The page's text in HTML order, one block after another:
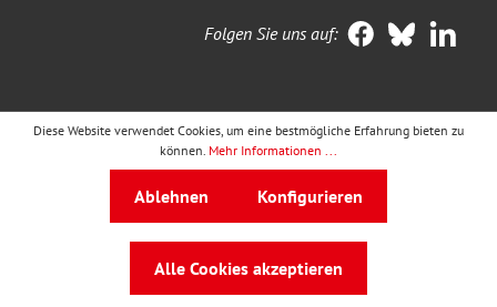
Folgen Sie uns auf:
Diese Website verwendet Cookies, um eine bestmögliche Erfahrung bieten zu
können. Mehr Informationen ...
Ablehnen Konfigurieren
Alle Cookies akzeptieren